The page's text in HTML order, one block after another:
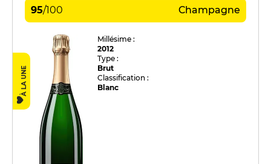
95/100 Champagne
À LA UNE
Millésime :
2012
Type :
Brut
Classification :
Blanc